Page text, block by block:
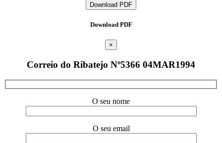
Download PDF
Download PDF
×
Correio do Ribatejo Nº5366 04MAR1994
O seu nome
O seu email